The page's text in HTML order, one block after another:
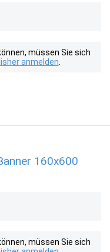
müssen Sie sich
anmelden
160x600
müssen Sie sich